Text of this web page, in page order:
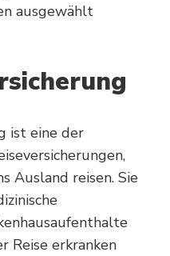
ausgewählt
ist eine der
Ausland reisen. Sie
Reise erkranken